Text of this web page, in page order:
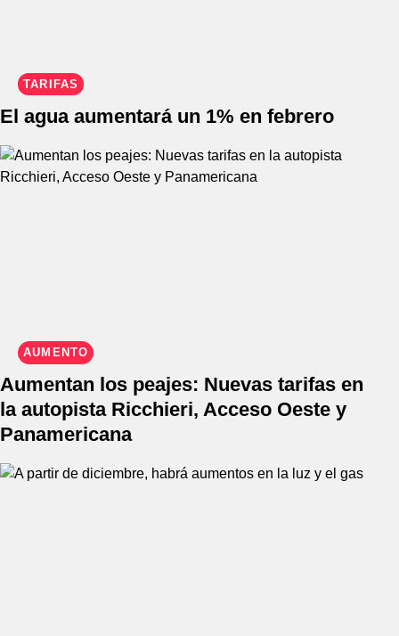
TARIFAS
El agua aumentará un 1% en febrero
AUMENTO
Aumentan los peajes: Nuevas tarifas en
la autopista Ricchieri, Acceso Oeste y
Panamericana